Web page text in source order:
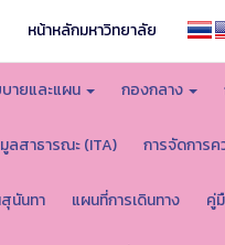
หน้าหลักมหาวิทยาลัย
ายและแผน กองกลาง
ลสาธารณะ (ITA) การจัดการ
นันทา แผนที่การเดินทาง คู่